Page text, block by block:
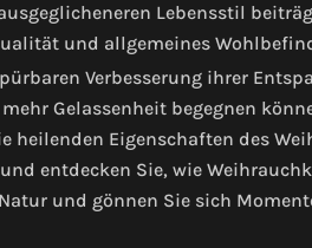
Lebensstil
und allgemeines
Verbesserung ihrer
Gelassenheit begegnen
heilenden Eigenschaften des
entdecken Sie, wie
und gönnen Sie sich